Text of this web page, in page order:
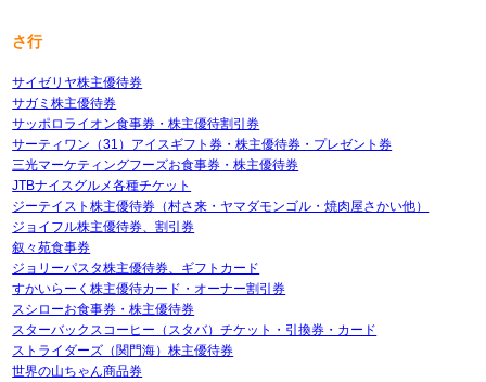
さ行
サイゼリヤ株主優待券
サガミ株主優待券
サッポロライオン食事券・株主優待割引券
サーティワン（31）アイスギフト券・株主優待券・プレゼント券
三光マーケティングフーズお食事券・株主優待券
JTBナイスグルメ各種チケット
ジーテイスト株主優待券（村さ来・ヤマダモンゴル・焼肉屋さかい他）
ジョイフル株主優待券、割引券
叙々苑食事券
ジョリーパスタ株主優待券、ギフトカード
すかいらーく株主優待カード・オーナー割引券
スシローお食事券・株主優待券
スターバックスコーヒー（スタバ）チケット・引換券・カード
ストライダーズ（関門海）株主優待券
世界の山ちゃん商品券